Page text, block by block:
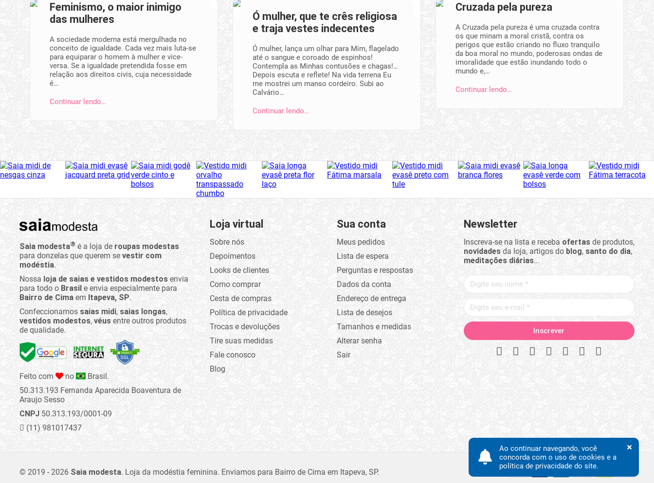
Feminismo, o maior inimigo
das mulheres
A sociedade moderna está mergulhada no
conceito de igualdade. Cada vez mais luta-se
para equiparar o homem à mulher e vice-
versa. Se a igualdade pretendida fosse em
relação aos direitos civis, cuja necessidade
é…
Continuar lendo…
Ó mulher, que te crês religiosa
e traja vestes indecentes
Ó mulher, lança um olhar para Mim, flagelado
até o sangue e coroado de espinhos!
Contempla as Minhas contusões e chagas!…
Depois escuta e reflete! Na vida terrena Eu
me mostrei um manso cordeiro. Subi ao
Calvário…
Continuar lendo…
Cruzada pela pureza
A Cruzada pela pureza é uma cruzada contra
os que minam a moral cristã, contra os
perigos que estão criando no fluxo tranquilo
da boa moral no mundo, poderosas ondas de
imoralidade que estão inundando todo o
mundo e,…
Continuar lendo…
Saia modesta® é a loja de roupas modestas
para donzelas que querem se vestir com
modéstia.
Nossa loja de saias e vestidos modestos envia
para todo o Brasil e envia especialmente para
Bairro de Cima em Itapeva, SP.
Confeccionamos saias midi, saias longas,
vestidos modestos, véus entre outros produtos
de qualidade.
Feito com no
Brasil.
50.313.193 Fernanda Aparecida Boaventura de
Araujo Sesso
CNPJ 50.313.193/0001-09
(11) 981017437
Loja virtual
Sobre nós
Depoimentos
Looks de clientes
Como comprar
Cesta de compras
Política de privacidade
Trocas e devoluções
Tire suas medidas
Fale conosco
Blog
Sua conta
Meus pedidos
Lista de espera
Perguntas e respostas
Dados da conta
Endereço de entrega
Lista de desejos
Tamanhos e medidas
Alterar senha
Sair
Newsletter
Inscreva-se na lista e receba ofertasde produtos,
novidadesda loja, artigos do blog, santo do dia,
meditações diárias...
© 2019 - 2026 Saia modesta. Loja da modéstia feminina. Enviamos para Bairro de Cima em Itapeva, SP.
Ao continuar navegando, você
concorda com o uso de cookies e a
política de privacidade do site.